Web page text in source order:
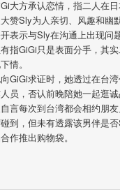
大方承认恋情，指二人在
赞Sly为人亲切、风趣和幽
表示与Sly在沟通上出现问
指GiGi只是表面分手，其
情。
GiGi求证时，她透过在台
员，否认前晚陪她一起逛
言每次到台湾都会相约朋
到，但未有透露该男伴是
作推出购物袋。